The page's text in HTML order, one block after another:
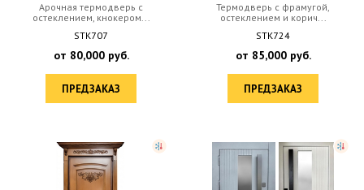
Арочная термодверь с
остеклением, кнокером...
STK707
от 80,000руб.
ПРЕДЗАКАЗ
Термодверь с фрамугой,
остеклением и корич...
STK724
от 85,000руб.
ПРЕДЗАКАЗ